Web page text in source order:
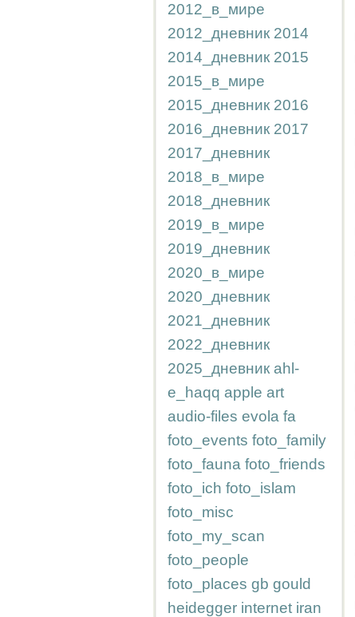
2012_в_мире
2012_дневник 2014
2014_дневник 2015
2015_в_мире
2015_дневник 2016
2016_дневник 2017
2017_дневник
2018_в_мире
2018_дневник
2019_в_мире
2019_дневник
2020_в_мире
2020_дневник
2021_дневник
2022_дневник
2025_дневник ahl-
e_haqq apple art
audio-files evola fa
foto_events foto_family
foto_fauna foto_friends
foto_ich foto_islam
foto_misc
foto_my_scan
foto_people
foto_places gb gould
heidegger internet iran